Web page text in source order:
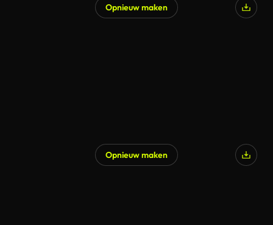
Opnieuw maken
Opnieuw maken